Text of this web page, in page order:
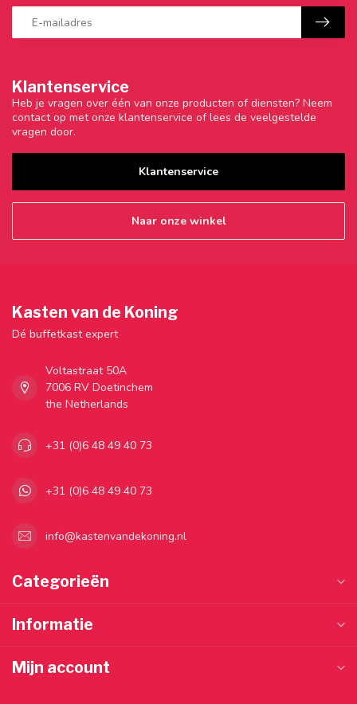
Klantenservice
Heb je vragen over één van onze producten of diensten? Neem
contact op met onze klantenservice of lees de veelgestelde
vragen door.
Klantenservice
Naar onze winkel
Kasten van de Koning
Dé buffetkast expert
Voltastraat 50A
7006 RV Doetinchem
the Netherlands
+31 (0)6 48 49 40 73
+31 (0)6 48 49 40 73
info@kastenvandekoning.nl
Categorieën
Informatie
Mijn account